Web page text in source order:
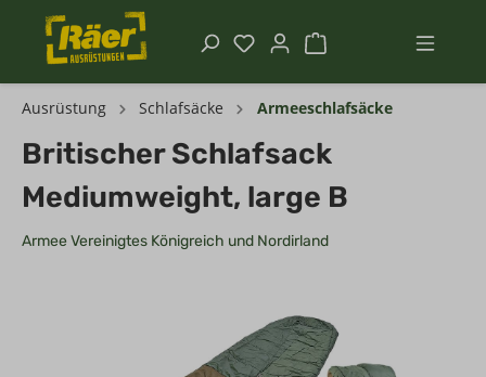
Ausrüstung Schlafsäcke Armeeschlafsäcke
Britischer Schlafsack
Mediumweight, large B
Armee Vereinigtes Königreich und Nordirland